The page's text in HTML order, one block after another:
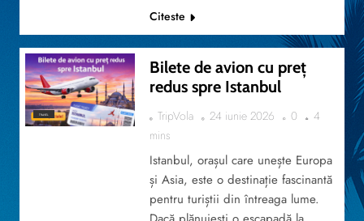
Citeste
TRAVEL
Bilete de avion cu preț
redus spre Istanbul
TripVola 24 iunie 2026 0
4
mins
Istanbul, orașul care unește Europa
și Asia, este o destinație fascinantă
pentru turiștii din întreaga lume.